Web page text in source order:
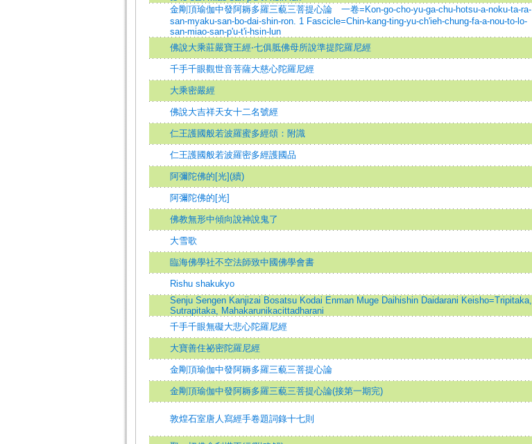
金剛頂瑜伽中發阿耨多羅三藐三菩提心論 一卷=Kon-go-cho-yu-ga-chu-hotsu-a-noku-ta-ra-
san-myaku-san-bo-dai-shin-ron. 1 Fascicle=Chin-kang-ting-yu-ch'ieh-chung-fa-a-nou-to-lo-
san-miao-san-p'u-t'i-hsin-lun
佛說大乘莊嚴寶王經‧七俱胝佛母所說準提陀羅尼經
千手千眼觀世音菩薩大慈心陀羅尼經
大乘密嚴經
佛說大吉祥天女十二名號經
仁王護國般若波羅蜜多經頌：附識
仁王護國般若波羅密多經護國品
阿彌陀佛的[光](續)
阿彌陀佛的[光]
佛教無形中傾向說神說鬼了
大雪歌
臨海佛學社不空法師致中國佛學會書
Rishu shakukyo
Senju Sengen Kanjizai Bosatsu Kodai Enman Muge Daihishin Daidarani Keisho=Tripitaka,
Sutrapitaka, Mahakarunikacittadharani
千手千眼無礙大悲心陀羅尼經
大寶善住祕密陀羅尼經
金剛頂瑜伽中發阿耨多羅三藐三菩提心論
金剛頂瑜伽中發阿耨多羅三藐三菩提心論(接第一期完)
敦煌石室唐人寫經手卷題詞錄十七則